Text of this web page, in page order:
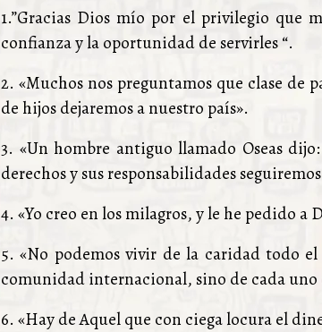
1.”Gracias Dios mío por el privilegio que
confianza y la oportunidad de servirles “.
2. «Muchos nos preguntamos que clase de
de hijos dejaremos a nuestro país».
3. «Un hombre antiguo llamado Oseas
derechos y sus responsabilidades
4. «Yo creo en los milagros, y le he pedido a
5. «No podemos vivir de la caridad todo
comunidad internacional, sino de cada uno
6. «Hay de Aquel que con ciega locura el